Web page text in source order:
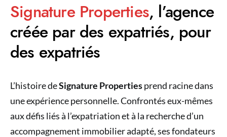
Signature Properties, l’agence
créée par des expatriés, pour
des expatriés
L’histoire deSignature Propertiesprend racine dans
une expérience personnelle. Confrontés eux-mêmes
aux défis liés à l’expatriation et à la recherche d’un
accompagnement immobilier adapté, ses fondateurs